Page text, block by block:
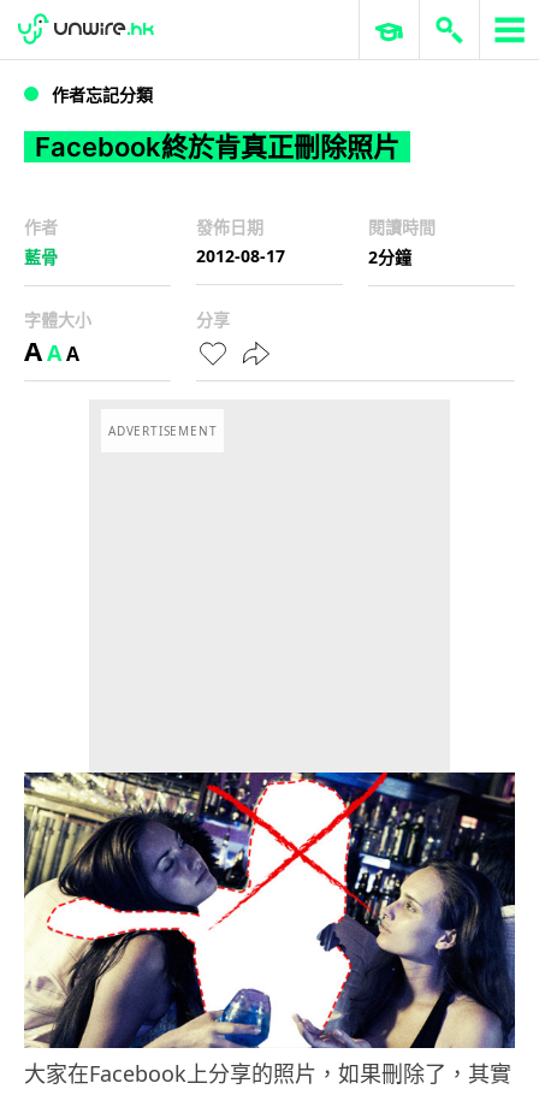
Facebook終於肯真正刪除照片
WWDC 2026 ERP 與商業 AI
作者忘記分類
Facebook終於肯真正刪除照片
作者
藍骨
發佈日期
2012-08-17
閱讀時間
2分鐘
字體大小
AAA
分享
ADVERTISEMENT
大家在Facebook上分享的照片，如果刪除了，其實